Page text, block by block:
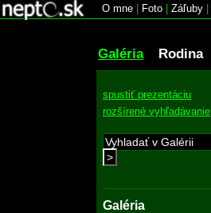
O mne Foto Záľuby
Galéria Rodina
spustiť prezentáciu
rozšírené vyhľadávanie
>
Galéria